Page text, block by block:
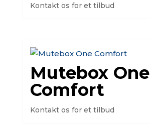
Kontakt os for et tilbud
Mutebox One
Comfort
Kontakt os for et tilbud